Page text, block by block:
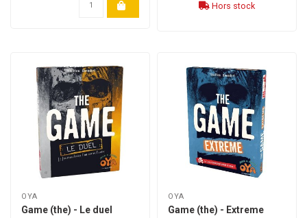
Hors stock
OYA
Game (the) - Le duel
OYA
Game (the) - Extreme